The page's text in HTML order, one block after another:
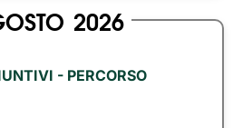
2026
- PERCORSO